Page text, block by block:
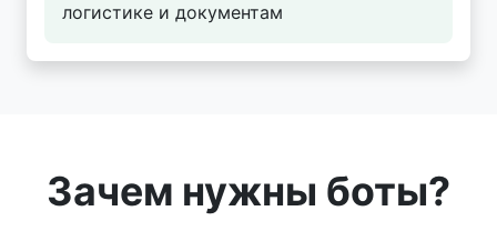
логистике и документам
Зачем нужны боты?